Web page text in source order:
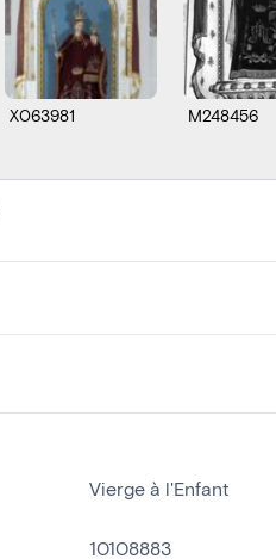
X063981 M248456
Vierge à l'Enfant
10108883